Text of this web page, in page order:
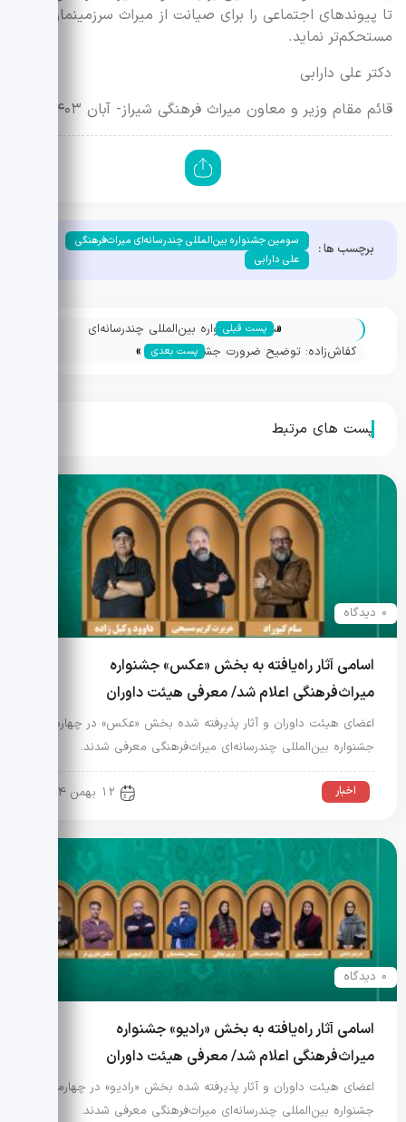
تا پیوندهای اجتماعی را برای صیانت از میراث سرزمینمان
مستحکم‌تر نماید.
دکتر علی دارابی
قائم مقام وزیر و معاون میراث فرهنگی شیراز- آبان ۱۴۰۳»
برچسب ها :
سومین جشنواره بین‌المللی چندرسانه‌ای میراث‌فرهنگی
علی دارابی
« پست قبلی
سومین جشنواره بین‌المللی چندرسانه‌ای
میراث‌فرهنگی رسما آغاز شد/ تجلیل از شهدا،
کفاش‌زاده: توضیح ضرورت جشنوارهپست بعدی »
پست های مرتبط
0 دیدگاه
اسامی آثار راه‌یافته به بخش «عکس» جشنواره
میراث‌فرهنگی اعلام شد/ معرفی هیئت داوران
اعضای هیئت داوران و آثار پذیرفته شده بخش «عکس» در چهارمین
جشنواره بین‌المللی چندرسانه‌ای میراث‌فرهنگی معرفی شدند.
اخبار 12 بهمن 1404
0 دیدگاه
اسامی آثار راه‌یافته به بخش «رادیو» جشنواره
میراث‌فرهنگی اعلام شد/ معرفی هیئت داوران
اعضای هیئت داوران و آثار پذیرفته شده بخش «رادیو» در چهارمین
جشنواره بین‌المللی چندرسانه‌ای میراث‌فرهنگی معرفی شدند.